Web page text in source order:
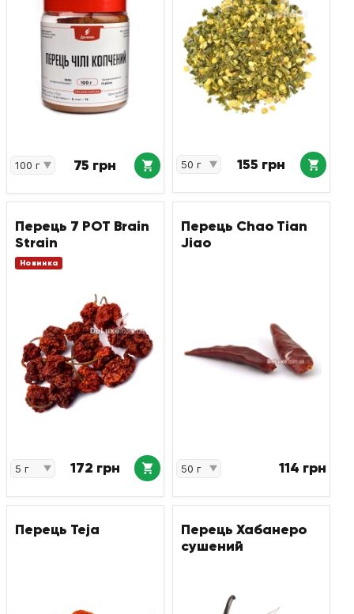
75 грн 155 грн
Перець 7 POT Brain
Strain
Новинка
172 грн
Перець Chao Tian
Jiao
114 грн
Перець Teja
Перець Хабанеро
сушений